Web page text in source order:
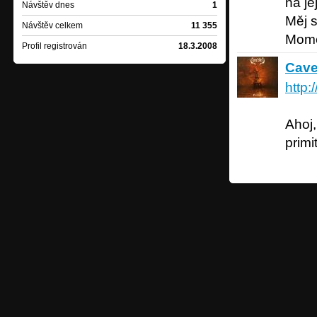
Návštěv dnes 1
Návštěv celkem 11 355
Profil registrován 18.3.2008
Měj
Cave